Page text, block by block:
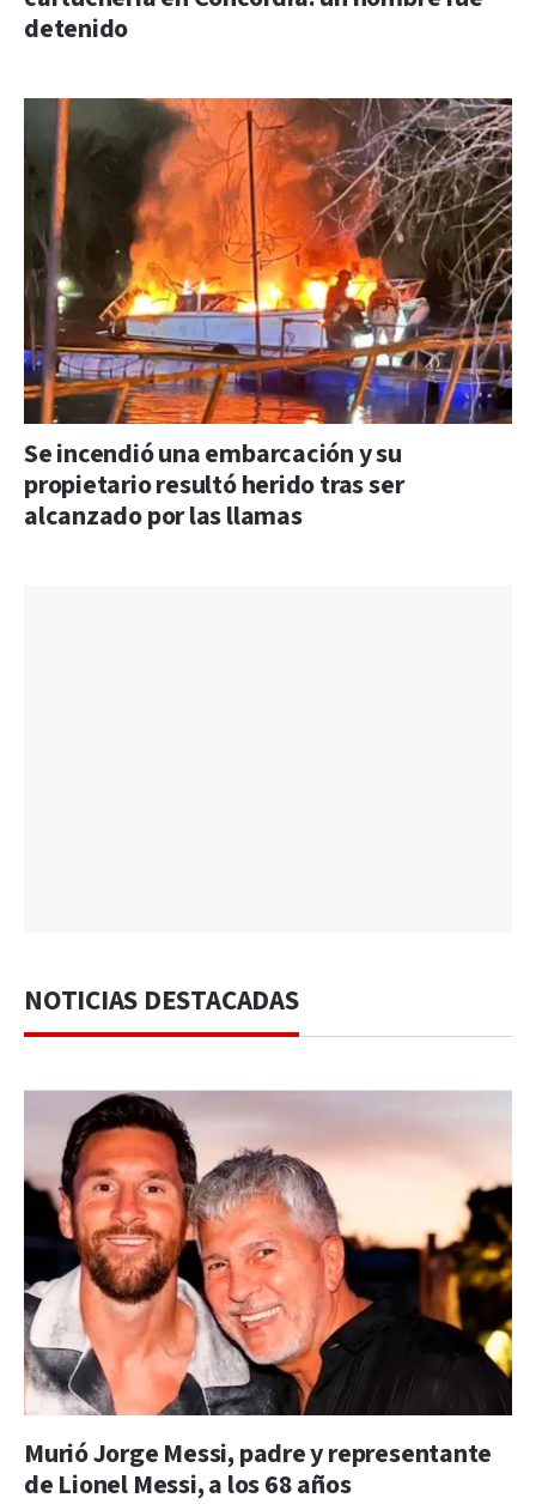
detenido
Se incendió una embarcación y su
propietario resultó herido tras ser
alcanzado por las llamas
NOTICIAS DESTACADAS
Murió Jorge Messi, padre y representante
de Lionel Messi, a los 68 años